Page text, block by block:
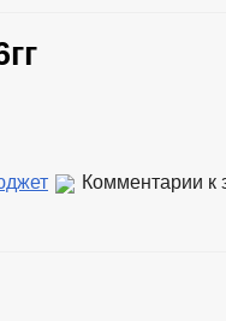
Комментарии к